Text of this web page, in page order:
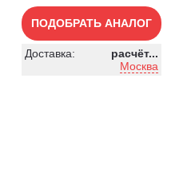
ПОДОБРАТЬ АНАЛОГ
Доставка:
расчёт...
Москва